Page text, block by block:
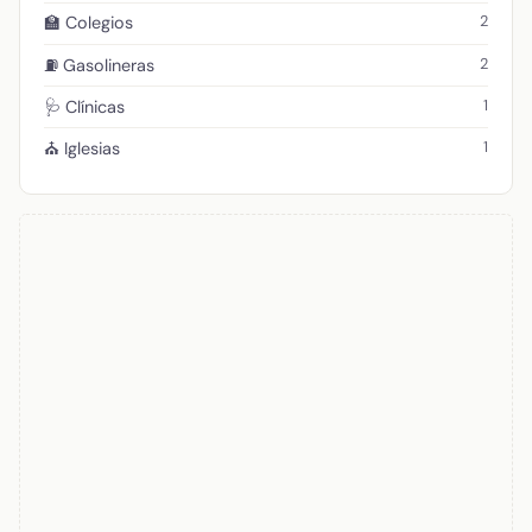
🏫 Colegios 2
⛽ Gasolineras 2
🩺 Clínicas 1
⛪ Iglesias 1